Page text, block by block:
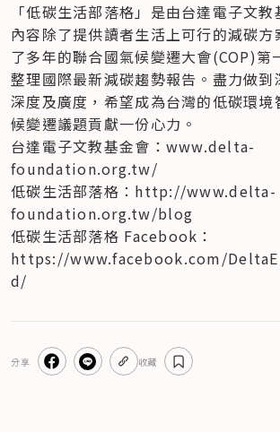
「低碳生活部落格」是由台達電子文教
內容除了提供讀者生活上可行的減碳方
了多年的聯合國氣候變遷大會(COP)第
整理國際最新減碳趨勢報告。盡力做到
深度及廣度，希望成為台灣的低碳環境
候變遷議題貢獻一份心力。
台達電子文教基金會：www.delta-
foundation.org.tw/
低碳生活部落格：http://www.delta-
foundation.org.tw/blog
低碳生活部落格 Facebook：
https://www.facebook.com/
d/
分享 收藏